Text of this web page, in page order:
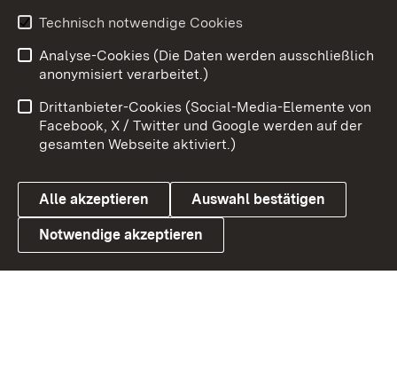
Link zum Landesportal
Impressum
Kontakt
Barrierefreiheit
Datenschutz
Cookies
Technisch notwendige Cookies
Analyse-Cookies (Die Daten werden ausschließlich
anonymisiert verarbeitet.)
Drittanbieter-Cookies (Social-Media-Elemente von
Facebook, X / Twitter und Google werden auf der
gesamten Webseite aktiviert.)
Alle akzeptieren Auswahl bestätigen
Notwendige akzeptieren